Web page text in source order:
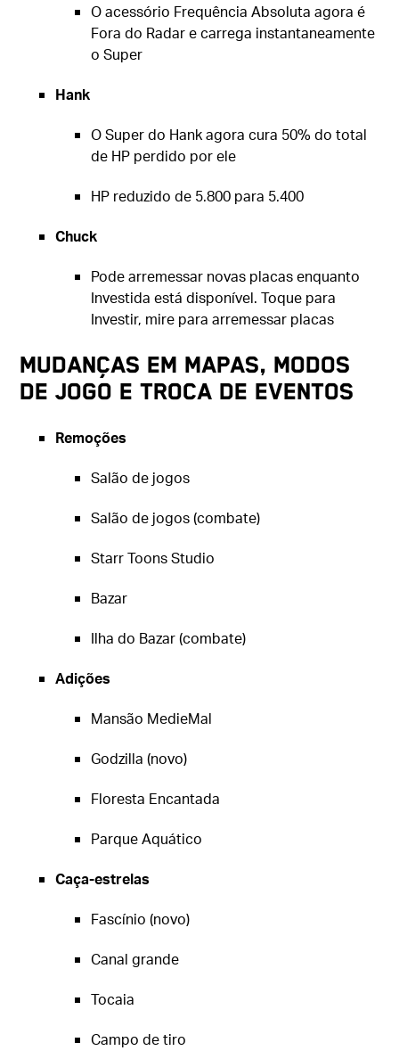
O acessório Frequência Absoluta agora é
Fora do Radar e carrega instantaneamente
o Super
Hank
O Super do Hank agora cura 50% do total
de HP perdido por ele
HP reduzido de 5.800 para 5.400
Chuck
Pode arremessar novas placas enquanto
Investida está disponível. Toque para
Investir, mire para arremessar placas
Mudanças em mapas, modos
de jogo e troca de eventos
Remoções
Salão de jogos
Salão de jogos (combate)
Starr Toons Studio
Bazar
Ilha do Bazar (combate)
Adições
Mansão MedieMal
Godzilla (novo)
Floresta Encantada
Parque Aquático
Caça-estrelas
Fascínio (novo)
Canal grande
Tocaia
Campo de tiro